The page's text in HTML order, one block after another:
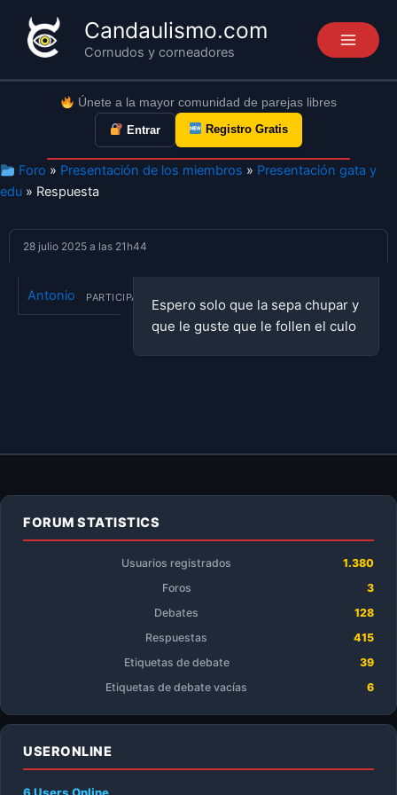
contenido
Candaulismo.com
Cornudos y corneadores
Únete a la mayor comunidad de parejas libres
Entrar Registro Gratis
Foro » Presentación de los miembros » Presentación gata y
edu » Respuesta
28 julio 2025 a las 21h44
Antonio PARTICIPANTEEspero solo que la sepa chupar y
que le guste que le follen el culo
FORUM STATISTICS
Usuarios registrados
1.380
Foros
3
Debates
128
Respuestas
415
Etiquetas de debate
39
Etiquetas de debate vacías
6
USERONLINE